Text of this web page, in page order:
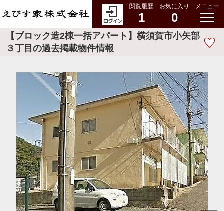
閲覧履歴
1
お気に入り
0
メニュー
【ブロック造2棟一括アパート】横須賀市小矢部
３丁目の過去掲載物件情報